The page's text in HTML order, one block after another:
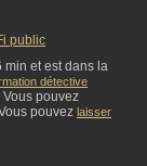
public
min et est dans la
détective
Vous pouvez
pouvez laisser